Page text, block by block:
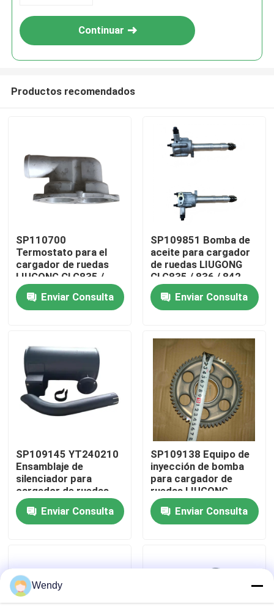
Hogar
Productos
Sobre nosotros
Viaje de la fábrica
Control de calidad
Éntrenos en contacto con
Casos
Continuar
Productos recomendados
SP110700
Termostato para el
cargador de ruedas
LIUGONG CLG835 /
836 / 842 clasificador
/ rodillo CLG418 /
4180D / 612 / 614
Enviar Consulta
SP109851 Bomba de
aceite para cargador
de ruedas LIUGONG
CLG835 / 836 / 842
Excavadora CLG920C
/ D / 922D / 925D
Enviar Consulta
SP109145 YT240210
Ensamblaje de
silenciador para
cargador de ruedas
LIUGONG CLG855N /
856 / 856H / ZL50CN /
50CN Excavadora de
Enviar Consulta
SP109138 Equipo de
inyección de bomba
para cargador de
ruedas LIUGONG
CLG835 / 836 / 842 /
855N / 856 / 856H
Excavadora CLG920C
Enviar Consulta
Wendy